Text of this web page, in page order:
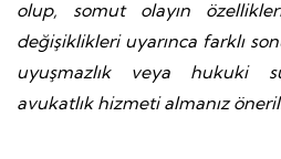
olup, somut olayın
değişiklikleri uyarınca farklı
uyuşmazlık veya hukuki
avukatlık hizmeti almanız